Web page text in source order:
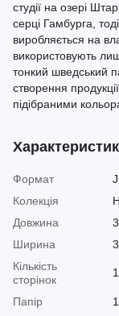
студії на озері
серці Гамбурга,
виробляється на
використовують
тонкий шведський
створення
підібраними
Формат
Колекція
Довжина
Ширина
Кількість
сторінок
Папір